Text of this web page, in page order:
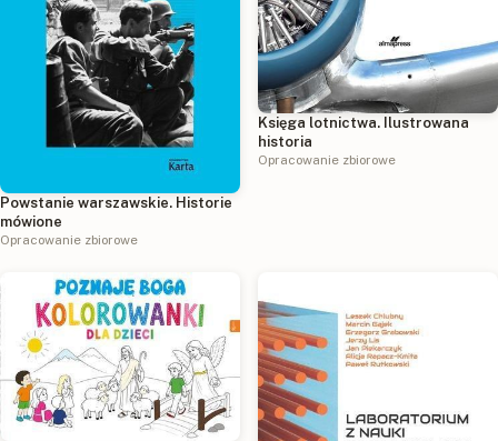
Powstanie warszawskie. Historie
mówione
Opracowanie zbiorowe
Księga lotnictwa. Ilustrowana
historia
Opracowanie zbiorowe